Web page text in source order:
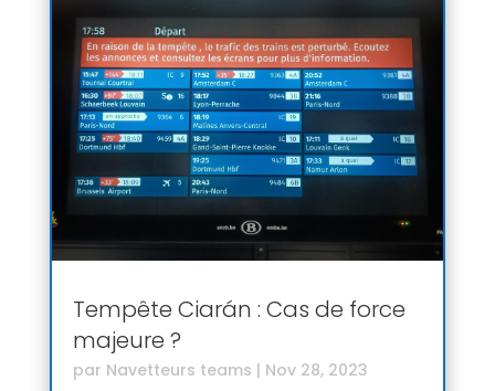
Tempête Ciarán : Cas de force
majeure ?
par Navetteurs teams | Nov 28, 2023